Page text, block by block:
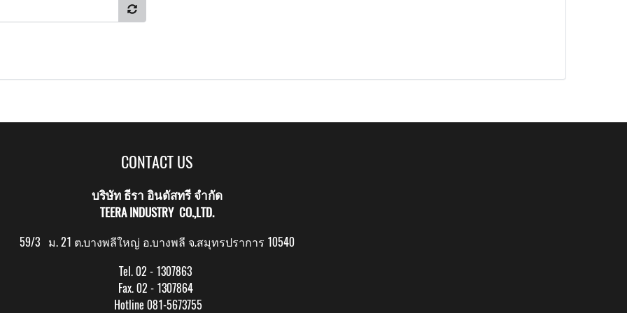
CONTACT US
บริษัท ธีรา อินดัสทรี จำกัด
TEERA INDUSTRY CO.,LTD.
59/3 ม. 21 ต.บางพลีใหญ่ อ.บางพลี จ.สมุทรปราการ 10540
Tel. 02 - 1307863
Fax. 02 - 1307864
Hotline 081-5673755